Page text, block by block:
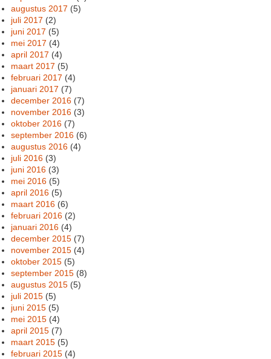
augustus 2017 (5)
juli 2017 (2)
juni 2017 (5)
mei 2017 (4)
april 2017 (4)
maart 2017 (5)
februari 2017 (4)
januari 2017 (7)
december 2016 (7)
november 2016 (3)
oktober 2016 (7)
september 2016 (6)
augustus 2016 (4)
juli 2016 (3)
juni 2016 (3)
mei 2016 (5)
april 2016 (5)
maart 2016 (6)
februari 2016 (2)
januari 2016 (4)
december 2015 (7)
november 2015 (4)
oktober 2015 (5)
september 2015 (8)
augustus 2015 (5)
juli 2015 (5)
juni 2015 (5)
mei 2015 (4)
april 2015 (7)
maart 2015 (5)
februari 2015 (4)